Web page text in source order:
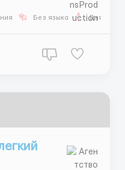
обучения. Заработок
Без языка Для